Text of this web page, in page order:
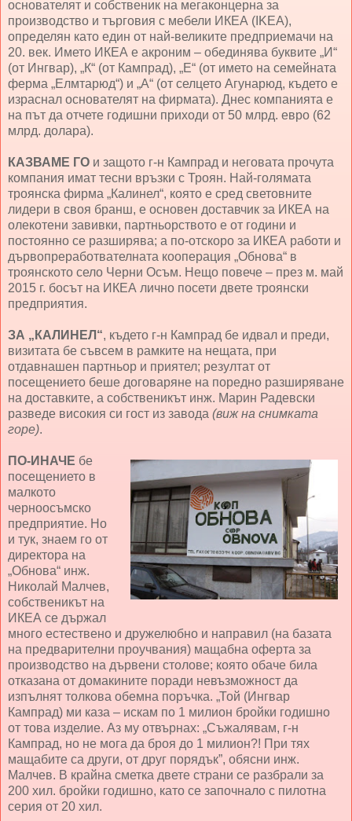
основателят и собственик на мегаконцерна за
производство и търговия с мебели ИКЕА (IKEA),
определян като един от най-великите предприемачи на
20. век. Името ИКЕА е акроним – обединява буквите „И“
(от Ингвар), „К“ (от Кампрад), „Е“ (от името на семейната
ферма „Елмтарюд“) и „А“ (от селцето Агунарюд, където е
израснал основателят на фирмата). Днес компанията е
на път да отчете годишни приходи от 50 млрд. евро (62
млрд. долара).
КАЗВАМЕ ГО и защото г-н Кампрад и неговата прочута
компания имат тесни връзки с Троян. Най-голямата
троянска фирма „Калинел“, която е сред световните
лидери в своя бранш, е основен доставчик за ИКЕА на
олекотени завивки, партньорството е от години и
постоянно се разширява; а по-отскоро за ИКЕА работи и
дървопреработвателната кооперация „Обнова“ в
троянското село Черни Осъм. Нещо повече – през м. май
2015 г. босът на ИКЕА лично посети двете троянски
предприятия.
ЗА „КАЛИНЕЛ“, където г-н Кампрад бе идвал и преди,
визитата бе съвсем в рамките на нещата, при
отдавнашен партньор и приятел; резултат от
посещението беше договаряне на поредно разширяване
на доставките, а собственикът инж. Марин Радевски
разведе високия си гост из завода (виж на снимката
горе).
ПО-ИНАЧЕ бе
посещението в
малкото
черноосъмско
предприятие. Но
и тук, знаем го от
директора на
„Обнова“ инж.
Николай Малчев,
собственикът на
ИКЕА се държал
много естествено и дружелюбно и направил (на базата
на предварителни проучвания) мащабна оферта за
производство на дървени столове; която обаче била
отказана от домакините поради невъзможност да
изпълнят толкова обемна поръчка. „Той (Ингвар
Кампрад) ми каза – искам по 1 милион бройки годишно
от това изделие. Аз му отвърнах: „Съжалявам, г-н
Кампрад, но не мога да броя до 1 милион?! При тях
мащабите са други, от друг порядък”, обясни инж.
Малчев. В крайна сметка двете страни се разбрали за
200 хил. бройки годишно, като се започнало с пилотна
серия от 20 хил.